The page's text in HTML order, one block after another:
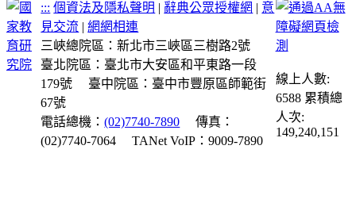
::: 個資法及隱私聲明 | 辭典公眾授權網 | 意
見交流 |網網相連
三峽總院區：新北市三峽區三樹路2號
臺北院區：臺北市大安區和平東路一段
179號
臺中院區：臺中市豐原區師範街
67號
電話總機：(02)7740-7890
傳真：
(02)7740-7064
TANet VoIP：9009-7890
線上人數:
6588 累積總
人次:
149,240,151